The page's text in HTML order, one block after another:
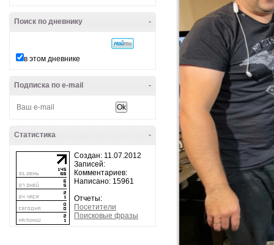
-
Поиск по дневнику
в этом дневнике
-
Подписка по e-mail
-
Статистика
Создан: 11.07.2012
Записей:
Комментариев:
Написано: 15961
Отчеты:
Посетители
Поисковые фразы